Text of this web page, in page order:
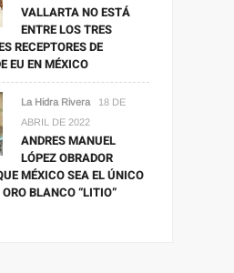
VALLARTA NO ESTÁ
ENTRE LOS TRES
RECEPTORES DE
EU EN MÉXICO
La Hidra Rivera
18 DE
ABRIL DE 2022
ANDRES MANUEL
LÓPEZ OBRADOR
MÉXICO SEA EL ÚNICO
ORO BLANCO “LITIO”